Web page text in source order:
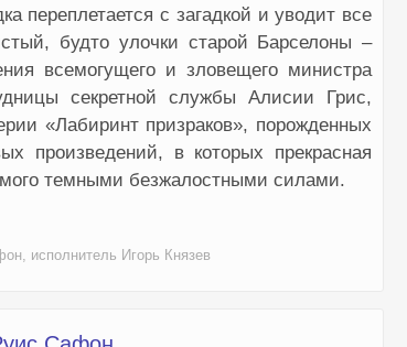
переплетается с загадкой и уводит все
будто улочки старой Барселоны –
всемогущего и зловещего министра
секретной службы Алисии Грис,
«Лабиринт призраков», порожденных
произведений, в которых прекрасная
темными безжалостными силами.
исполнитель Игорь Князев